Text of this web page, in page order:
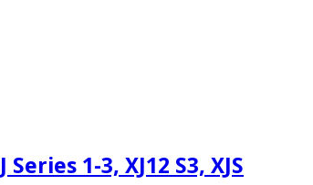
Series 1-3, XJ12 S3, XJS